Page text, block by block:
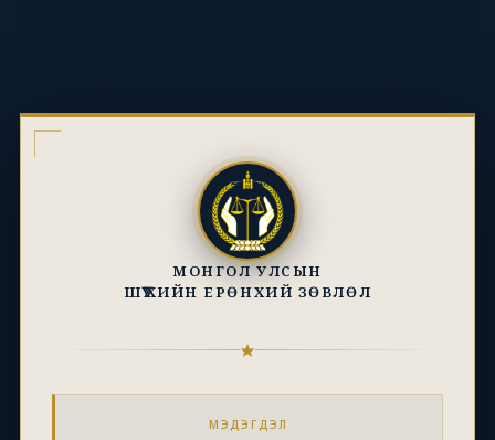
МОНГОЛ УЛСЫН
ШҮҮХИЙН ЕРӨНХИЙ ЗӨВЛӨЛ
МЭДЭГДЭЛ